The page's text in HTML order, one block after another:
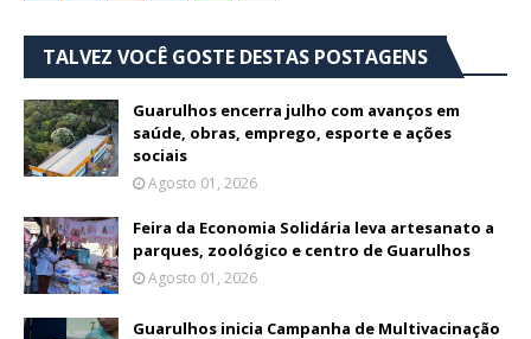
TALVEZ VOCÊ GOSTE DESTAS POSTAGENS
Guarulhos encerra julho com avanços em
saúde, obras, emprego, esporte e ações
sociais
Agosto 01, 2026
Feira da Economia Solidária leva artesanato a
parques, zoológico e centro de Guarulhos
Agosto 01, 2026
Guarulhos inicia Campanha de Multivacinação